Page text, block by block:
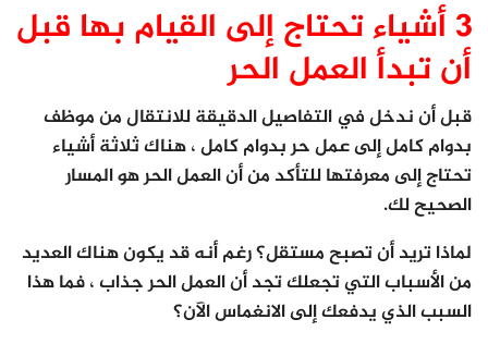
3 أشياء تحتاج إلى القيام بها قبل
أن تبدأ العمل الحر
قبل أن ندخل في التفاصيل الدقيقة للانتقال من موظف
بدوام كامل إلى عمل حر بدوام كامل ، هناك ثلاثة أشياء
تحتاج إلى معرفتها للتأكد من أن العمل الحر هو المسار
الصحيح لك.
لماذا تريد أن تصبح مستقل؟ رغم أنه قد يكون هناك العديد
من الأسباب التي تجعلك تجد أن العمل الحر جذاب ، فما هذا
السبب الذي يدفعك إلى الانغماس الآن؟